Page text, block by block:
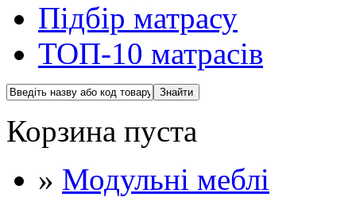
Підбір матрасу
ТОП-10 матрасів
Корзина пуста
» Модульні меблі